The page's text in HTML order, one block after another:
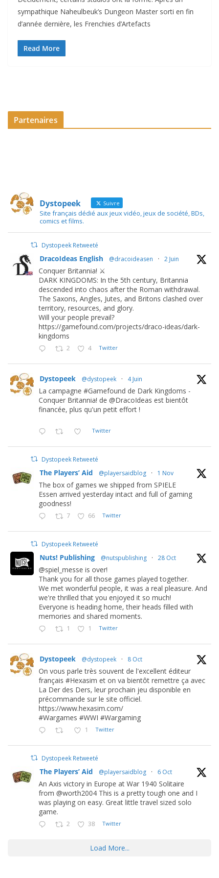
sympathique Naheulbeuk’s Dungeon Master sorti en fin
d’année dernière, les Frenchies d’Artefacts
Read More
Partenaires
Dystopeek Suivre
Site français dédié aux jeux vidéo, jeux de société, BDs,
comics et films.
Dystopeek Retweeté
DracoIdeas English @dracoideasen · 2 Juin
Conquer Britannia! ⚔️
DARK KINGDOMS: In the 5th century, Britannia
descended into chaos after the Roman withdrawal.
The Saxons, Angles, Jutes, and Britons clashed over
territory, resources, and glory.
Will your people prevail?
https://gamefound.com/projects/draco-ideas/dark-
kingdoms
2 4 Twitter
Dystopeek @dystopeek · 4 Juin
La campagne #Gamefound de Dark Kingdoms -
Conquer Britannia! de @DracoIdeas est bientôt
financée, plus qu'un petit effort !
Twitter
Dystopeek Retweeté
The Players’ Aid @playersaidblog · 1 Nov
The box of games we shipped from SPIELE
Essen arrived yesterday intact and full of gaming
goodness!
7 66 Twitter
Dystopeek Retweeté
Nuts! Publishing @nutspublishing · 28 Oct
@spiel_messe is over!
Thank you for all those games played together.
We met wonderful people, it was a real pleasure. And
we're thrilled that you enjoyed it so much!
Everyone is heading home, their heads filled with
memories and shared moments.
1 1 Twitter
Dystopeek @dystopeek · 8 Oct
On vous parle très souvent de l'excellent éditeur
français #Hexasim et on va bientôt remettre ça avec
La Der des Ders, leur prochain jeu disponible en
précommande sur le site officiel.
https://www.hexasim.com/
#Wargames #WWI #Wargaming
1 Twitter
Dystopeek Retweeté
The Players’ Aid @playersaidblog · 6 Oct
An Axis victory in Europe at War 1940 Solitaire
from @worth2004 This is a pretty tough one and I
was playing on easy. Great little travel sized solo
game.
2 38 Twitter
Load More...